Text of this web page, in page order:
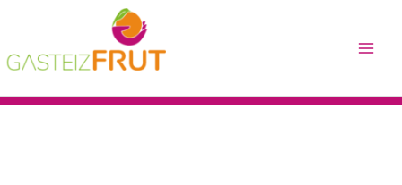
Menu